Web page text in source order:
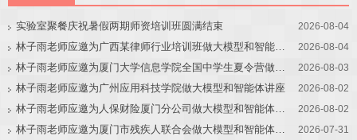
实验室聚餐庆祝暑假两期师资培训班圆满结束 2026-08-04
2026-08-04
2026-08-03
林子雨老师应邀为广州应用科技学院做大模型和智能体讲座 2026-08-02
2026-08-02
2026-07-31